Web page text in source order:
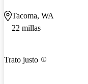
Tacoma, WA
22 millas
Trato justo